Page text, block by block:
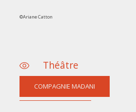
©Ariane Catton
Théâtre
COMPAGNIE MADANI